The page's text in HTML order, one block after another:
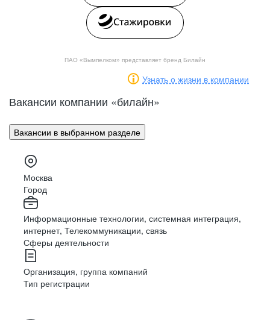
ПАО «Вымпелком» представляет бренд Билайн
Узнать о жизни в компании
Вакансии компании «билайн»
Вакансии в выбранном разделе
Москва
Город
Информационные технологии, системная интеграция,
интернет, Телекоммуникации, связь
Сферы деятельности
Организация, группа компаний
Тип регистрации